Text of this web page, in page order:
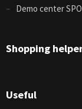
Demo center
Shopping
Useful